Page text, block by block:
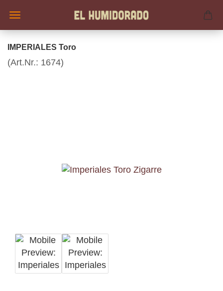
IMPERIALES Toro
(Art.Nr.: 1674)